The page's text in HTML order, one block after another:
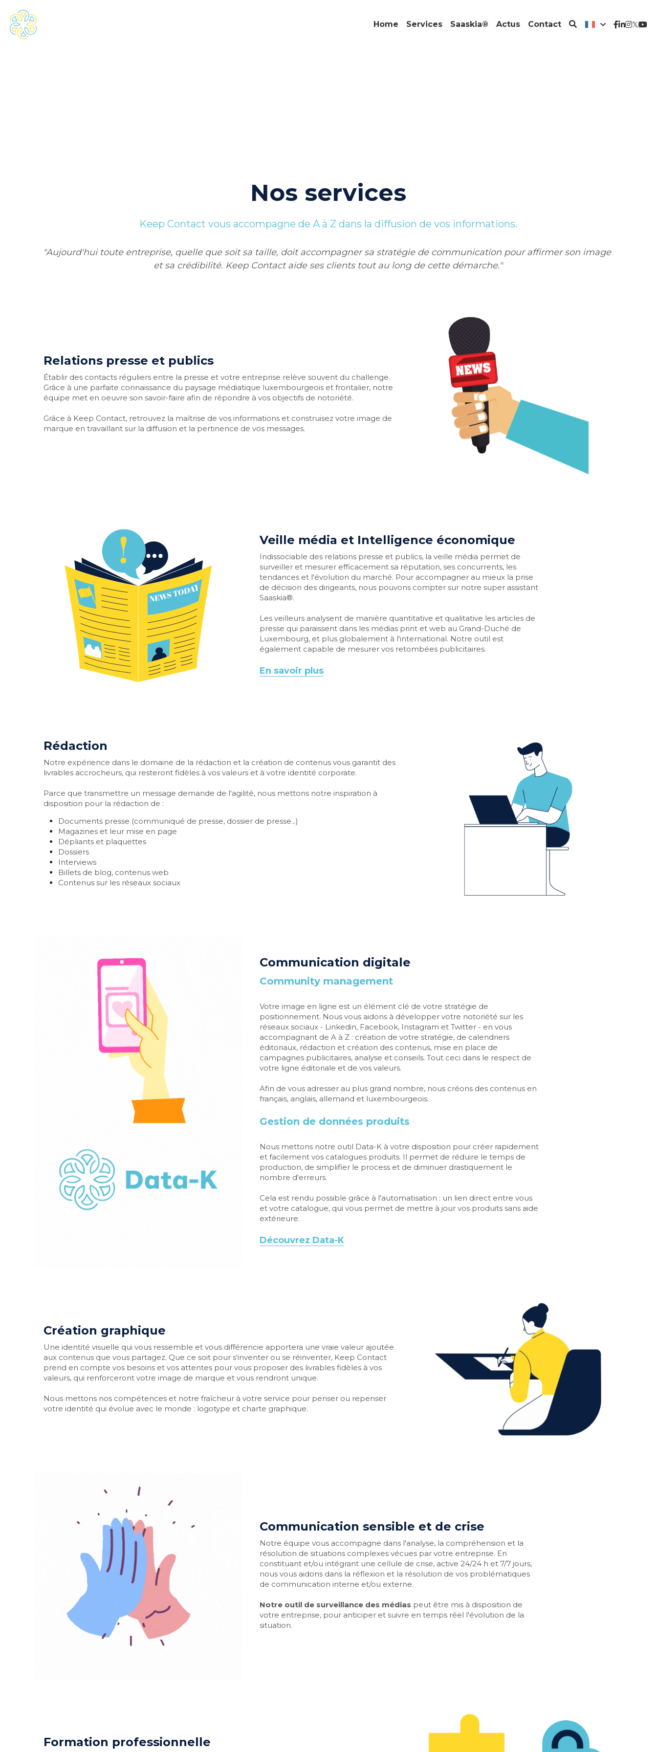
Home Services Saaskia® Actus Contact
Nos services
Keep Contact vous accompagne de A à Z dans la diffusion de vos informations.
"Aujourd'hui toute entreprise, quelle que soit sa taille, doit accompagner sa stratégie de communication pour affirmer son image
et sa crédibilité. Keep Contact aide ses clients tout au long de cette démarche."
Relations presse et publics
Établir des contacts réguliers entre la presse et votre entreprise relève souvent du challenge.
Grâce à une parfaite connaissance du paysage médiatique luxembourgeois et frontalier, notre
équipe met en oeuvre son savoir-faire afin de répondre à vos objectifs de notoriété.
Grâce à Keep Contact, retrouvez la maîtrise de vos informations et construisez votre image de
marque en travaillant sur la diffusion et la pertinence de vos messages.
Veille média et Intelligence économique
Indissociable des relations presse et publics, la veille média permet de
surveiller et mesurer efficacement sa réputation, ses concurrents, les
tendances et l'évolution du marché. Pour accompagner au mieux la prise
de décision des dirigeants, nous pouvons compter sur notre super assistant
Saaskia®.
Les veilleurs analysent de manière quantitative et qualitative les articles de
presse qui paraissent dans les médias print et web au Grand-Duché de
Luxembourg, et plus globalement à l'international. Notre outil est
également capable de mesurer vos retombées publicitaires.
En savoir plus
Rédaction
Notre expérience dans le domaine de la rédaction et la création de contenus vous garantit des
livrables accrocheurs, qui resteront fidèles à vos valeurs et à votre identité corporate.
Parce que transmettre un message demande de l'agilité, nous mettons notre inspiration à
disposition pour la rédaction de :
Documents presse (communiqué de presse, dossier de presse...)
Magazines et leur mise en page
Dépliants et plaquettes
Dossiers
Interviews
Billets de blog, contenus web
Contenus sur les réseaux sociaux
Communication digitale
Community management
Votre image en ligne est un élément clé de votre stratégie de
positionnement. Nous vous aidons à développer votre notoriété sur les
réseaux sociaux - Linkedin, Facebook, Instagram et Twitter - en vous
accompagnant de A à Z : création de votre stratégie, de calendriers
éditoriaux, rédaction et création des contenus, mise en place de
campagnes publicitaires, analyse et conseils. Tout ceci dans le respect de
votre ligne éditoriale et de vos valeurs.
Afin de vous adresser au plus grand nombre, nous créons des contenus en
français, anglais, allemand et luxembourgeois.
Gestion de données produits
Nous mettons notre outil Data-K à votre disposition pour créer rapidement
et facilement vos catalogues produits. Il permet de réduire le temps de
production, de simplifier le process et de diminuer drastiquement le
nombre d'erreurs.
Cela est rendu possible grâce à l'automatisation : un lien direct entre vous
et votre catalogue, qui vous permet de mettre à jour vos produits sans aide
extérieure.
Découvrez Data-K
Création graphique
Une identité visuelle qui vous ressemble et vous différencie apportera une vraie valeur ajoutée
aux contenus que vous partagez. Que ce soit pour s'inventer ou se réinventer, Keep Contact
prend en compte vos besoins et vos attentes pour vous proposer des livrables fidèles à vos
valeurs, qui renforceront votre image de marque et vous rendront unique.
Nous mettons nos compétences et notre fraîcheur à votre service pour penser ou repenser
votre identité qui évolue avec le monde : logotype et charte graphique.
Communication sensible et de crise
Notre équipe vous accompagne dans l'analyse, la compréhension et la
résolution de situations complexes vécues par votre entreprise. En
constituant et/ou intégrant une cellule de crise, active 24/24 h et 7/7 jours,
nous vous aidons dans la réflexion et la résolution de vos problématiques
de communication interne et/ou externe.
Notre outil de surveillance des médias peut être mis à disposition de
votre entreprise, pour anticiper et suivre en temps réel l'évolution de la
situation.
Formation professionnelle